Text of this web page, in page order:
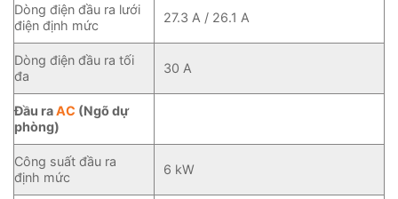
Dòng điện đầu ra lưới
điện định mức
27.3 A / 26.1 A
Dòng điện đầu ra tối
đa
30 A
Đầu raAC (Ngõ dự
phòng)
Công suất đầu ra
định mức
6 kW